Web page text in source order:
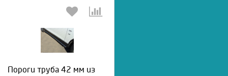
Пороги труба 42 мм из